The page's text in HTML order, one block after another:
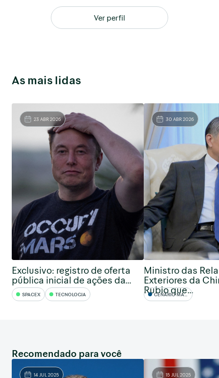
Ver perfil
As mais lidas
23 ABR 2026
Exclusivo: registro de oferta
pública inicial de ações da...
SPACEX TECNOLOGIA
30 ABR 2026
Ministro das
Exteriores da
Rubio que...
CENÁRIO MACRO
Recomendado para você
14 JUL 2025 15 JUL 2025